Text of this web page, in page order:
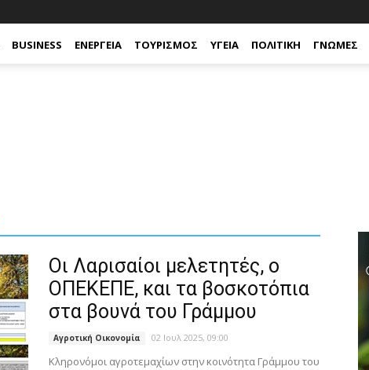
BUSINESS ΕΝΈΡΓΕΙΑ ΤΟΥΡΙΣΜΌΣ ΥΓΕΊΑ ΠΟΛΙΤΙΚΉ ΓΝΏΜΕΣ
Οι Λαρισαίοι μελετητές, ο
ΟΠΕΚΕΠΕ, και τα βοσκοτόπια
στα βουνά του Γράμμου
Αγροτική Οικονομία 02 Ιουλ 2025, 09:00
Κληρονόμοι αγροτεμαχίων στην κοινότητα Γράμμου του